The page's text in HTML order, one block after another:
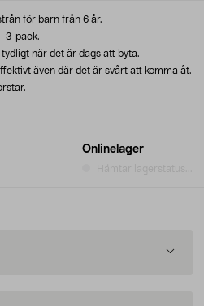
Onlinelager
för barn från 6 år.
3-pack.
när det är dags att byta.
även där det är svårt att komma åt.